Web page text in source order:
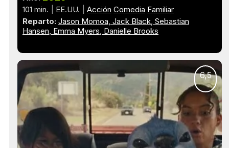
101 min. EE.UU. Acción Comedia Familiar
Reparto: Jason Momoa Jack Black Sebastian
Hansen Emma Myers Danielle Brooks
6,5